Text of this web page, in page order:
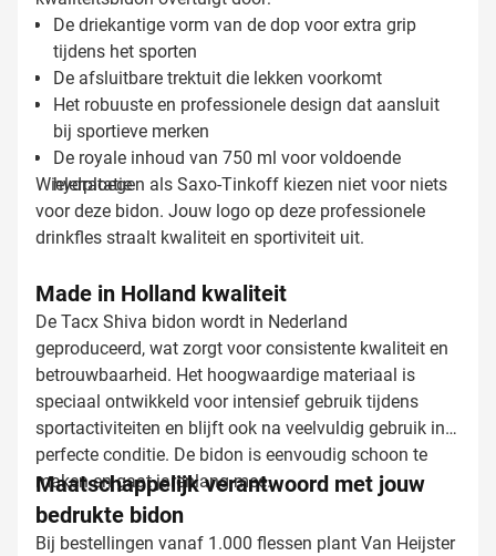
De driekantige vorm van de dop voor extra grip
tijdens het sporten
De afsluitbare trektuit die lekken voorkomt
Het robuuste en professionele design dat aansluit
bij sportieve merken
De royale inhoud van 750 ml voor voldoende
hydratatie
Wielerploegen als Saxo-Tinkoff kiezen niet voor niets
voor deze bidon. Jouw logo op deze professionele
drinkfles straalt kwaliteit en sportiviteit uit.
Made in Holland kwaliteit
De Tacx Shiva bidon wordt in Nederland
geproduceerd, wat zorgt voor consistente kwaliteit en
betrouwbaarheid. Het hoogwaardige materiaal is
speciaal ontwikkeld voor intensief gebruik tijdens
sportactiviteiten en blijft ook na veelvuldig gebruik in
perfecte conditie. De bidon is eenvoudig schoon te
maken en gaat jarenlang mee.
Maatschappelijk verantwoord met jouw
bedrukte bidon
Bij bestellingen vanaf 1.000 flessen plant Van Heijster